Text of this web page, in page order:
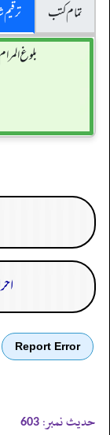
تمام کتب
ترقیم
بلوغ
Report Error
حدیث نمبر: 603